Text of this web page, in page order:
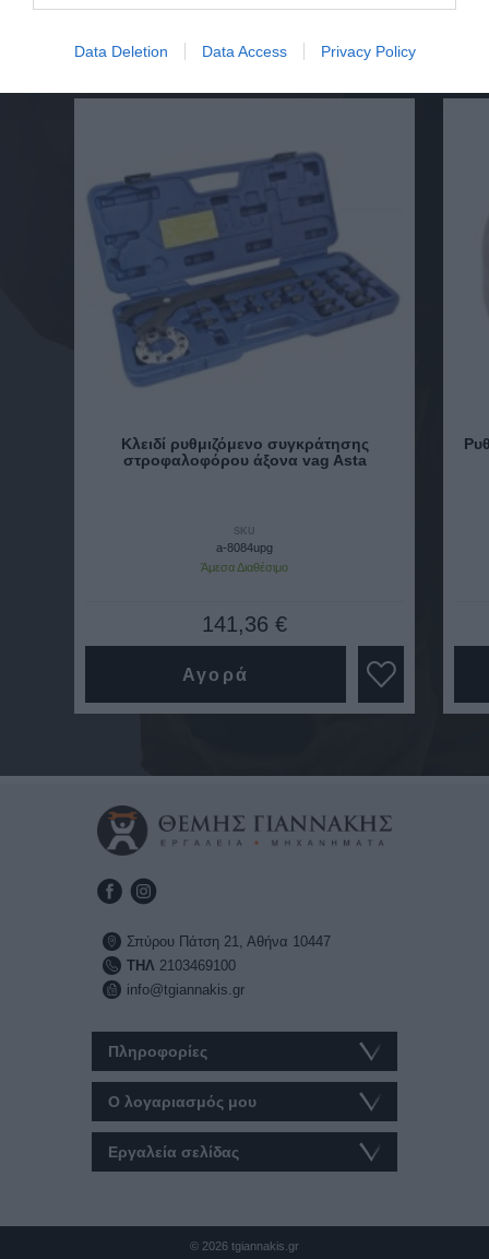
Data Deletion Data Access Privacy Policy
Κλειδί ρυθμιζόμενο συγκράτησης
στροφαλοφόρου άξονα vag Asta
SKU
a-8084upg
Άμεσα Διαθέσιμο
141,36 €
Αγορά
Πληροφορίες
Ο λογαριασμός μου
Εργαλεία σελίδας
Σπύρου Πάτση 21, Αθήνα 10447
ΤΗΛ2103469100
info@tgiannakis.gr
© 2026 tgiannakis.gr